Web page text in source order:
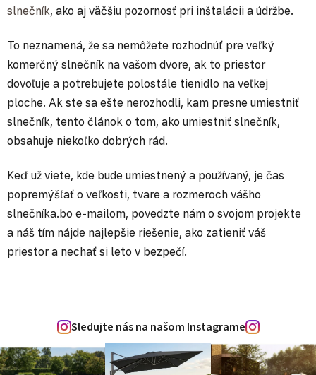
slnečník, ako aj väčšiu pozornosť pri inštalácii a údržbe.
To neznamená, že sa nemôžete rozhodnúť pre veľký
komerčný slnečník na vašom dvore, ak to priestor
dovoľuje a potrebujete polostále tienidlo na veľkej
ploche. Ak ste sa ešte nerozhodli, kam presne umiestniť
slnečník, tento článok o tom, ako umiestniť slnečník,
obsahuje niekoľko dobrých rád.
Keď už viete, kde bude umiestnený a používaný, je čas
popremýšľať o veľkosti, tvare a rozmeroch vášho
slnečníka.bo e-mailom, povedzte nám o svojom projekte
a náš tím nájde najlepšie riešenie, ako zatieniť váš
priestor a nechať si leto v bezpečí.
Sledujte nás na našom Instagrame